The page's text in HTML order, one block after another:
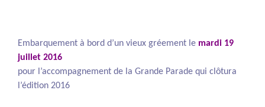
Embarquement à bord d’un vieux gréement le mardi 19
juillet 2016
pour l’accompagnement de la Grande Parade qui clôtura
l’édition 2016